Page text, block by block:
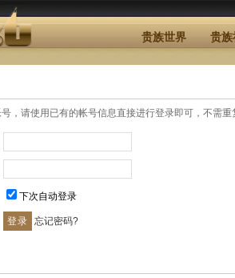
贵族世界 贵族
，请使用已有的帐号信息直接进行登录即可，不需重
下次自动登录
忘记密码?